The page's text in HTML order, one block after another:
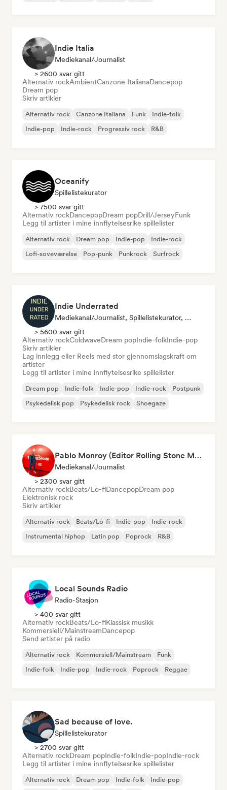
Indie Italia
Mediekanal/journalist
> 2600 svar gitt
Alternativ rockAmbientCanzone ItalianaDancepop
Dream pop
Skriv artikler
Alternativ rock Canzone Italiana Funk
Indie-folk
Indie-pop
Indie-rock Progressiv rock R&B
Oceanify
Spillelistekurator
> 7500 svar gitt
Alternativ rockDancepopDream popDrill/JerseyFunk
Legg til artister i mine innflytelsesrike spillelister
Alternativ rock Dream pop Indie-pop
Indie-rock
Lofi-soveværelse
Pop-punk Punkrock Surfrock
Indie Underrated
Mediekanal/journalist, Spillelistekurator, Sosiale Medier-Influencer
> 5600 svar gitt
Alternativ rockColdwaveDream popIndie-folkIndie-pop
Skriv artikler
Lag innlegg eller Reels med stor gjennomslagskraft om
artister
Legg til artister i mine innflytelsesrike spillelister
Dream pop Indie-folk Indie-pop Indie-rock
Postpunk
Psykedelisk pop
Psykedelisk rock Shoegaze
Pablo Monroy (Editor Rolling Stone México)
Mediekanal/journalist
> 2300 svar gitt
Alternativ rockBeats/Lo-fiDancepopDream pop
Elektronisk rock
Skriv artikler
Alternativ rock Beats/Lo-fi Indie-pop
Indie-rock
Instrumental hiphop
Latin pop Poprock R&B
Local Sounds Radio
Radio-Stasjon
> 400 svar gitt
Alternativ rockBeats/Lo-fiKlassisk musikk
Kommersiell/MainstreamDancepop
Send artister på radio
Alternativ rock Kommersiell/Mainstream
Funk
Indie-folk
Indie-pop Indie-rock Poprock Reggae
Sad because of love.
Spillelistekurator
> 2700 svar gitt
Alternativ rockDream popIndie-folkIndie-popIndie-rock
Legg til artister i mine innflytelsesrike spillelister
Alternativ rock Dream pop Indie-folk Indie-pop